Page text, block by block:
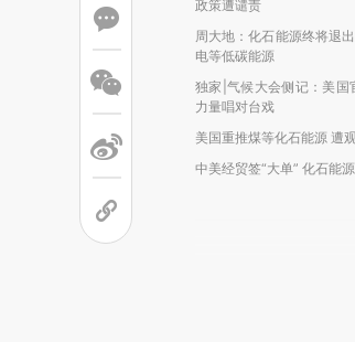
政策遭谴责
周大地：化石能源终将退
电等低碳能源
独家|气候大会侧记：美国
力量唱对台戏
美国重推煤等化石能源 遭
中美经贸签“大单” 化石能